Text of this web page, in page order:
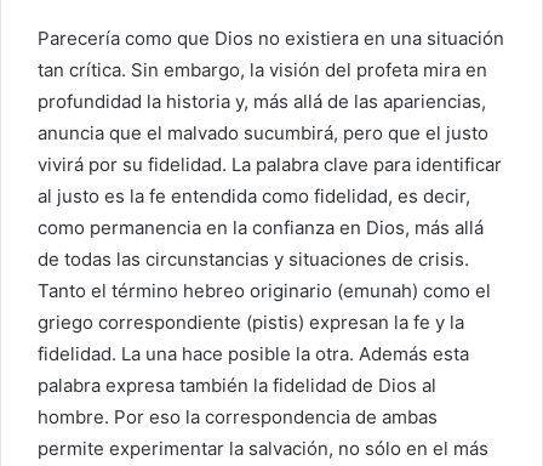
Parecería como que Dios no existiera en una situación
tan crítica. Sin embargo, la visión del profeta mira en
profundidad la historia y, más allá de las apariencias,
anuncia que el malvado sucumbirá, pero que el justo
vivirá por su fidelidad. La palabra clave para identificar
al justo es la fe entendida como fidelidad, es decir,
como permanencia en la confianza en Dios, más allá
de todas las circunstancias y situaciones de crisis.
Tanto el término hebreo originario (emunah) como el
griego correspondiente (pistis) expresan la fe y la
fidelidad. La una hace posible la otra. Además esta
palabra expresa también la fidelidad de Dios al
hombre. Por eso la correspondencia de ambas
permite experimentar la salvación, no sólo en el más